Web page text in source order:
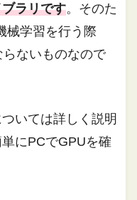
ラリです。そのた
械学習を行う際
ないものなので
いては詳しく説明
にPCでGPUを確